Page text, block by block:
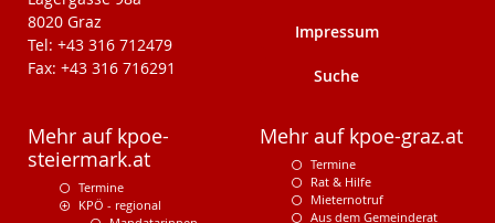
8020 Graz
Tel: +43 316 712479
Fax: +43 316 716291
Impressum
Suche
Mehr auf kpoe-
steiermark.at
Termine
KPÖ - regional
Mehr auf kpoe-graz.at
Termine
Rat & Hilfe
Mieternotruf
Aus dem Gemeinderat